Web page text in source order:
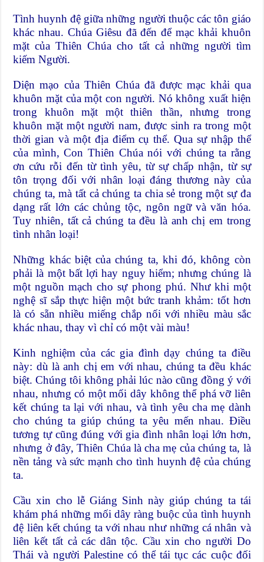
Tình huynh đệ giữa những người thuộc các tôn giáo
khác nhau. Chúa Giêsu đã đến để mạc khải khuôn
mặt của Thiên Chúa cho tất cả những người tìm
kiếm Người.
Diện mạo của Thiên Chúa đã được mạc khải qua
khuôn mặt của một con người. Nó không xuất hiện
trong khuôn mặt một thiên thần, nhưng trong
khuôn mặt một người nam, được sinh ra trong một
thời gian và một địa điểm cụ thể. Qua sự nhập thể
của mình, Con Thiên Chúa nói với chúng ta rằng
ơn cứu rỗi đến từ tình yêu, từ sự chấp nhận, từ sự
tôn trọng đối với nhân loại đáng thương này của
chúng ta, mà tất cả chúng ta chia sẻ trong một sự đa
dạng rất lớn các chủng tộc, ngôn ngữ và văn hóa.
Tuy nhiên, tất cả chúng ta đều là anh chị em trong
tình nhân loại!
Những khác biệt của chúng ta, khi đó, không còn
phải là một bất lợi hay nguy hiểm; nhưng chúng là
một nguồn mạch cho sự phong phú. Như khi một
nghệ sĩ sắp thực hiện một bức tranh khảm: tốt hơn
là có sẵn nhiều miếng chắp nối với nhiều màu sắc
khác nhau, thay vì chỉ có một vài màu!
Kinh nghiệm của các gia đình dạy chúng ta điều
này: dù là anh chị em với nhau, chúng ta đều khác
biệt. Chúng tôi không phải lúc nào cũng đồng ý với
nhau, nhưng có một mối dây không thể phá vỡ liên
kết chúng ta lại với nhau, và tình yêu cha mẹ dành
cho chúng ta giúp chúng ta yêu mến nhau. Điều
tương tự cũng đúng với gia đình nhân loại lớn hơn,
nhưng ở đây, Thiên Chúa là cha mẹ của chúng ta, là
nền tảng và sức mạnh cho tình huynh đệ của chúng
ta.
Cầu xin cho lễ Giáng Sinh này giúp chúng ta tái
khám phá những mối dây ràng buộc của tình huynh
đệ liên kết chúng ta với nhau như những cá nhân và
liên kết tất cả các dân tộc. Cầu xin cho người Do
Thái và người Palestine có thể tái tục các cuộc đối